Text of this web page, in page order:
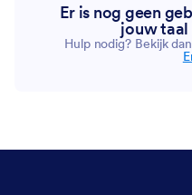
Er is nog geen
jouw taal
Hulp nodig? Bekijk